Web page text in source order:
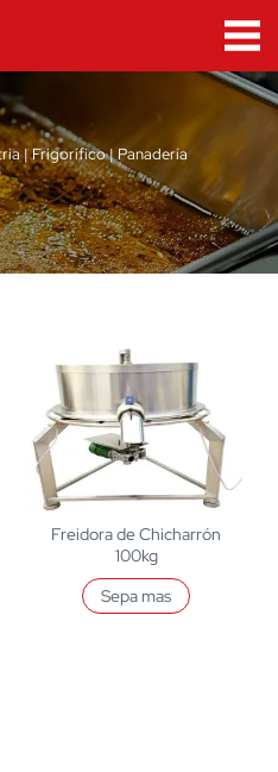
| Frigorífico | Panadería
Freidora de Chicharrón
100kg
Sepa mas